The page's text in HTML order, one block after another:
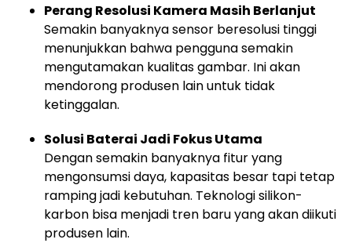
Perang Resolusi Kamera Masih Berlanjut
Semakin banyaknya sensor beresolusi tinggi
menunjukkan bahwa pengguna semakin
mengutamakan kualitas gambar. Ini akan
mendorong produsen lain untuk tidak
ketinggalan.
Solusi Baterai Jadi Fokus Utama
Dengan semakin banyaknya fitur yang
mengonsumsi daya, kapasitas besar tapi tetap
ramping jadi kebutuhan. Teknologi silikon-
karbon bisa menjadi tren baru yang akan diikuti
produsen lain.